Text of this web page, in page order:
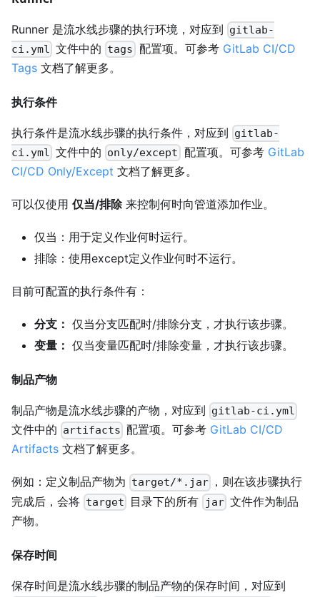
Runner 是流水线步骤的执行环境，对应到 gitlab-
ci.yml 文件中的 tags 配置项。可参考 GitLab CI/CD
Tags 文档了解更多。
执行条件
执行条件是流水线步骤的执行条件，对应到 gitlab-
ci.yml 文件中的 only/except 配置项。可参考 GitLab
CI/CD Only/Except 文档了解更多。
可以仅使用 仅当/排除来控制何时向管道添加作业。
仅当：用于定义作业何时运行。
排除：使用except定义作业何时不运行。
目前可配置的执行条件有：
分支： 仅当分支匹配时/排除分支，才执行该步骤。
变量： 仅当变量匹配时/排除变量，才执行该步骤。
制品产物
制品产物是流水线步骤的产物，对应到 gitlab-ci.yml
文件中的 artifacts 配置项。可参考 GitLab CI/CD
Artifacts 文档了解更多。
例如：定义制品产物为 target/*.jar ，则在该步骤执行
完成后，会将 target 目录下的所有 jar文件作为制品
产物。
保存时间
保存时间是流水线步骤的制品产物的保存时间，对应到